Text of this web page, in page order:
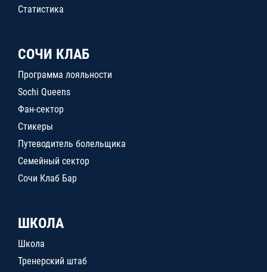
Статистика
СОЧИ КЛАБ
Программа лояльности
Sochi Queens
Фан-сектор
Стикеры
Путеводитель болельщика
Семейный сектор
Сочи Клаб Бар
ШКОЛА
Школа
Тренерский штаб